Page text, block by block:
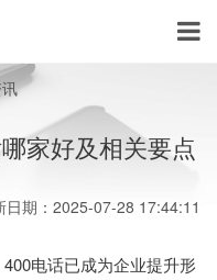
家好及相关要点
日期：2025-07-28 17:44:11
电话已成为企业提升形